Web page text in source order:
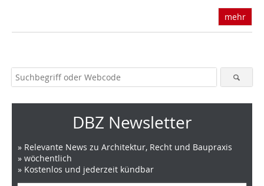
mehr
DBZ Newsletter
» Relevante News zu Architektur, Recht und Baupraxis
» wöchentlich
» Kostenlos und jederzeit kündbar